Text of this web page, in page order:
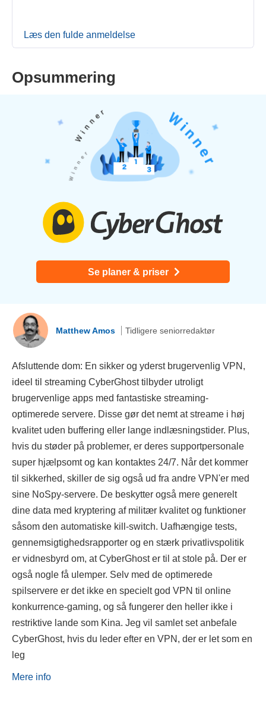
Læs den fulde anmeldelse
Opsummering
Se planer & priser
Matthew Amos Tidligere seniorredaktør
Afsluttende dom: En sikker og yderst brugervenlig VPN,
ideel til streaming CyberGhost tilbyder utroligt
brugervenlige apps med fantastiske streaming-
optimerede servere. Disse gør det nemt at streame i høj
kvalitet uden buffering eller lange indlæsningstider. Plus,
hvis du støder på problemer, er deres supportpersonale
super hjælpsomt og kan kontaktes 24/7. Når det kommer
til sikkerhed, skiller de sig også ud fra andre VPN'er med
sine NoSpy-servere. De beskytter også mere generelt
dine data med kryptering af militær kvalitet og funktioner
såsom den automatiske kill-switch. Uafhængige tests,
gennemsigtighedsrapporter og en stærk privatlivspolitik
er vidnesbyrd om, at CyberGhost er til at stole på. Der er
også nogle få ulemper. Selv med de optimerede
spilservere er det ikke en specielt god VPN til online
konkurrence-gaming, og så fungerer den heller ikke i
restriktive lande som Kina. Jeg vil samlet set anbefale
CyberGhost, hvis du leder efter en VPN, der er let som en
leg
Mere info